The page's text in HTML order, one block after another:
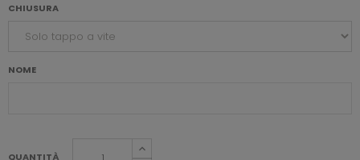
CHIUSURA
NOME
QUANTITÀ